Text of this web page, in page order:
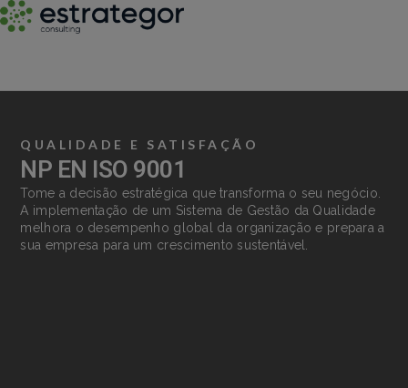
QUALIDADE E SATISFAÇÃO
NP EN ISO 9001
Tome a decisão estratégica que transforma o seu negócio.
A implementação de um Sistema de Gestão da Qualidade
melhora o desempenho global da organização e prepara a
sua empresa para um crescimento sustentável.